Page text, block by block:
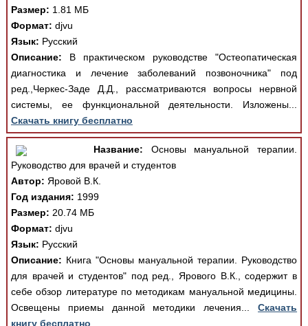
Размер: 1.81 МБ
Формат: djvu
Язык: Русский
Описание: В практическом руководстве "Остеопатическая
диагностика и лечение заболеваний позвоночника" под
ред.,Черкес-Заде Д.Д., рассматриваются вопросы нервной
системы, ее функциональной деятельности. Изложены...
Скачать книгу бесплатно
Название: Основы мануальной терапии.
Руководство для врачей и студентов
Автор: Яровой В.К.
Год издания: 1999
Размер: 20.74 МБ
Формат: djvu
Язык: Русский
Описание: Книга "Основы мануальной терапии. Руководство
для врачей и студентов" под ред., Ярового В.К., содержит в
себе обзор литературе по методикам мануальной медицины.
Освещены приемы данной методики лечения...Скачать
книгу бесплатно